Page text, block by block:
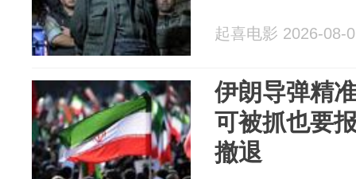
起喜电影 2026-08-
伊朗导弹精
可被抓也要
撤退